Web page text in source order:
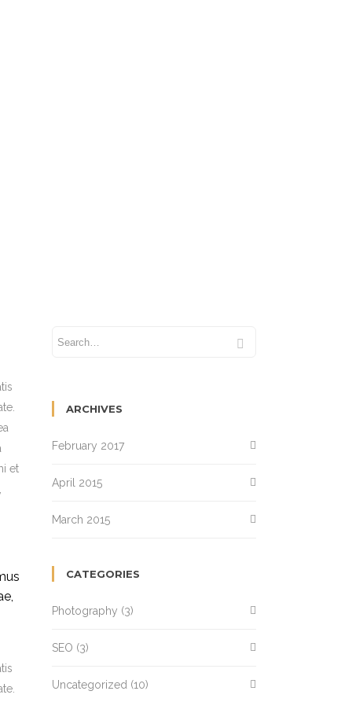
et
ARCHIVES
February 2017
April 2015
March 2015
CATEGORIES
Photography (3)
SEO (3)
Uncategorized (10)